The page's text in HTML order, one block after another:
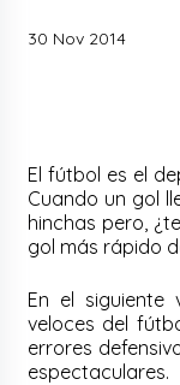
30 Nov 2014
El fútbol es el
Cuando un gol
hinchas pero,
gol más rápido
En el siguiente
veloces del
errores
espectaculares.